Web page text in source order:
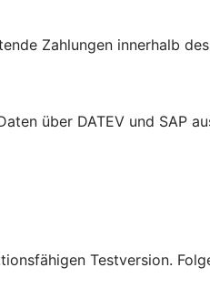
Zahlungen innerhalb
über DATEV und SAP
Testversion.